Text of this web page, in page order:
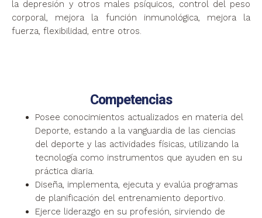
la depresión y otros males psíquicos, control del peso
corporal, mejora la función inmunológica, mejora la
fuerza, flexibilidad, entre otros.
Competencias
Posee conocimientos actualizados en materia del
Deporte, estando a la vanguardia de las ciencias
del deporte y las actividades físicas, utilizando la
tecnología como instrumentos que ayuden en su
práctica diaria.
Diseña, implementa, ejecuta y evalúa programas
de planificación del entrenamiento deportivo.
Ejerce liderazgo en su profesión, sirviendo de